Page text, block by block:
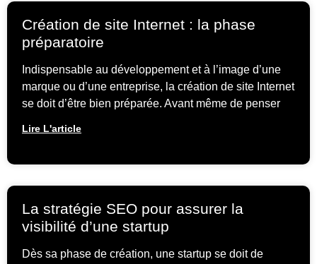
Création de site Internet : la phase
préparatoire
Indispensable au développement et à l’image d’une
marque ou d’une entreprise, la création de site Internet
se doit d’être bien préparée. Avant même de penser
Lire L'article
La stratégie SEO pour assurer la
visibilité d’une startup
Dès sa phase de création, une startup se doit de